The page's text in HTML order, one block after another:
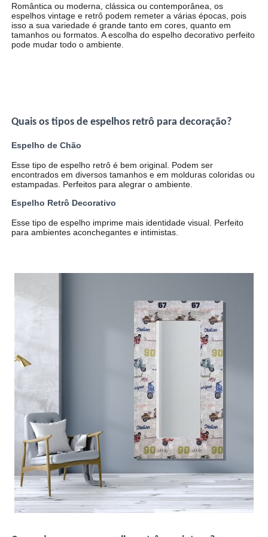
Romântica ou moderna, clássica ou contemporânea, os
espelhos vintage e retrô podem remeter a várias épocas, pois
isso a sua variedade é grande tanto em cores, quanto em
tamanhos ou formatos. A escolha do espelho decorativo perfeito
pode mudar todo o ambiente.
Quais os tipos de espelhos retrô para decoração?
Espelho de Chão
Esse tipo de espelho retrô é bem original. Podem ser
encontrados em diversos tamanhos e em molduras coloridas ou
estampadas. Perfeitos para alegrar o ambiente.
Espelho Retrô Decorativo
Esse tipo de espelho imprime mais identidade visual. Perfeito
para ambientes aconchegantes e intimistas.